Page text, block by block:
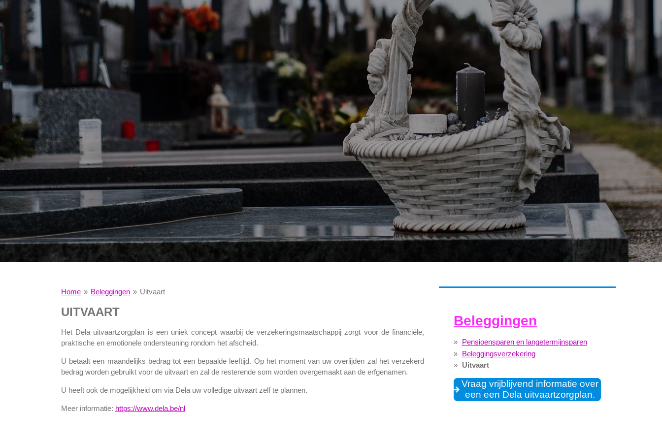
Home » Beleggingen » Uitvaart
UITVAART
Het Dela uitvaartzorgplan is een uniek concept waarbij de verzekeringsmaatschappij zorgt voor de financiële,
praktische en emotionele ondersteuning rondom het afscheid.
U betaalt een maandelijks bedrag tot een bepaalde leeftijd. Op het moment van uw overlijden zal het verzekerd
bedrag worden gebruikt voor de uitvaart en zal de resterende som worden overgemaakt aan de erfgenamen.
U heeft ook de mogelijkheid om via Dela uw volledige uitvaart zelf te plannen.
Meer informatie: https://www.dela.be/nl
Beleggingen
Pensioensparen en langetermijnsparen
Beleggingsverzekering
Uitvaart
Vraag vrijblijvend informatie over
een een Dela uitvaartzorgplan.